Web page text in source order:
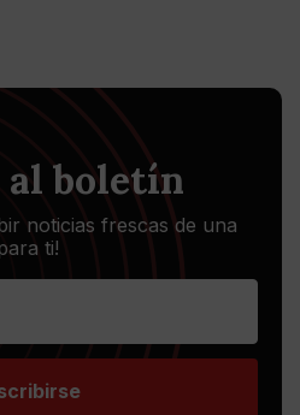
al boletín
noticias frescas de una
ti!